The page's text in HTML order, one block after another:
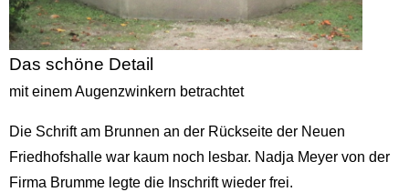
Das schöne Detail
mit einem Augenzwinkern betrachtet
Die Schrift am Brunnen an der Rückseite der Neuen
Friedhofshalle war kaum noch lesbar. Nadja Meyer von der
Firma Brumme legte die Inschrift wieder frei.